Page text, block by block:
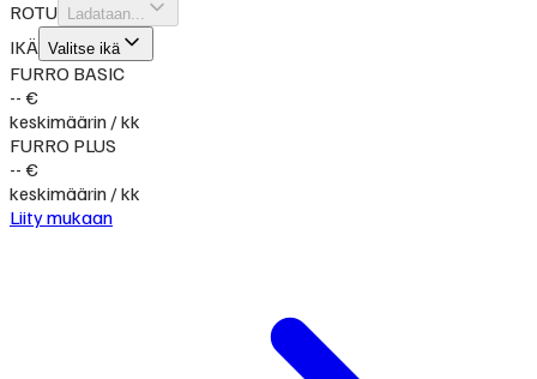
ROTU Ladataan...
IKÄ Valitse ikä
FURRO BASIC
-- €
keskimäärin / kk
FURRO PLUS
-- €
keskimäärin / kk
Liity mukaan